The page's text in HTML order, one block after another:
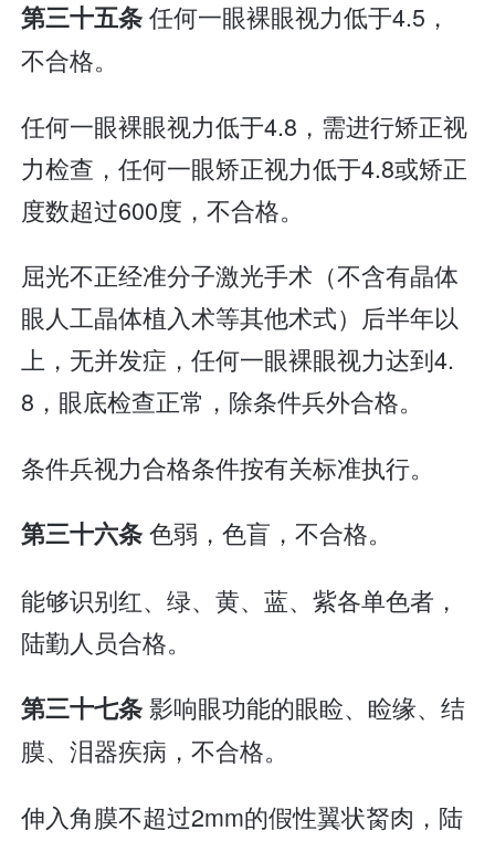
第三十五条任何一眼裸眼视力低于4.5，
不合格。
任何一眼裸眼视力低于4.8，需进行矫正视
力检查，任何一眼矫正视力低于4.8或矫正
度数超过600度，不合格。
屈光不正经准分子激光手术（不含有晶体
眼人工晶体植入术等其他术式）后半年以
上，无并发症，任何一眼裸眼视力达到4.
8，眼底检查正常，除条件兵外合格。
条件兵视力合格条件按有关标准执行。
第三十六条色弱，色盲，不合格。
能够识别红、绿、黄、蓝、紫各单色者，
陆勤人员合格。
第三十七条影响眼功能的眼睑、睑缘、结
膜、泪器疾病，不合格。
伸入角膜不超过2mm的假性翼状胬肉，陆